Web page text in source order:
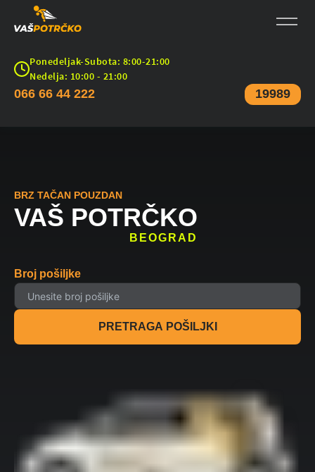
Ponedeljak-Subota: 8:00-21:00
Nedelja: 10:00 - 21:00
066 66 44 222 19989
BRZ TAČAN POUZDAN
VAŠ POTRČKO
BEOGRAD
Broj pošiljke
PRETRAGA POŠILJKI